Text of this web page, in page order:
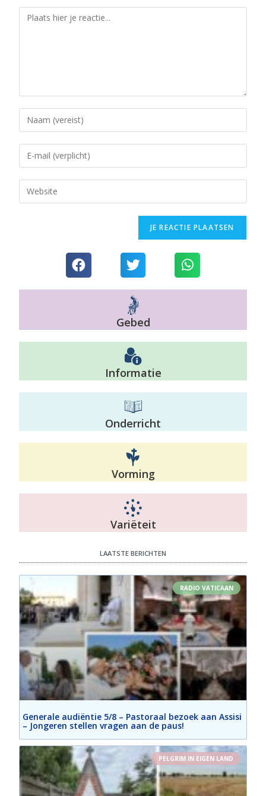
Gebed
Informatie
Onderricht
Vorming
Variëteit
LAATSTE BERICHTEN
RADIO VATICAAN
Generale audiëntie 5/8 – Pastoraal bezoek aan Assisi
– Jongeren stellen vragen aan de paus!
PELGRIM IN EIGEN LAND